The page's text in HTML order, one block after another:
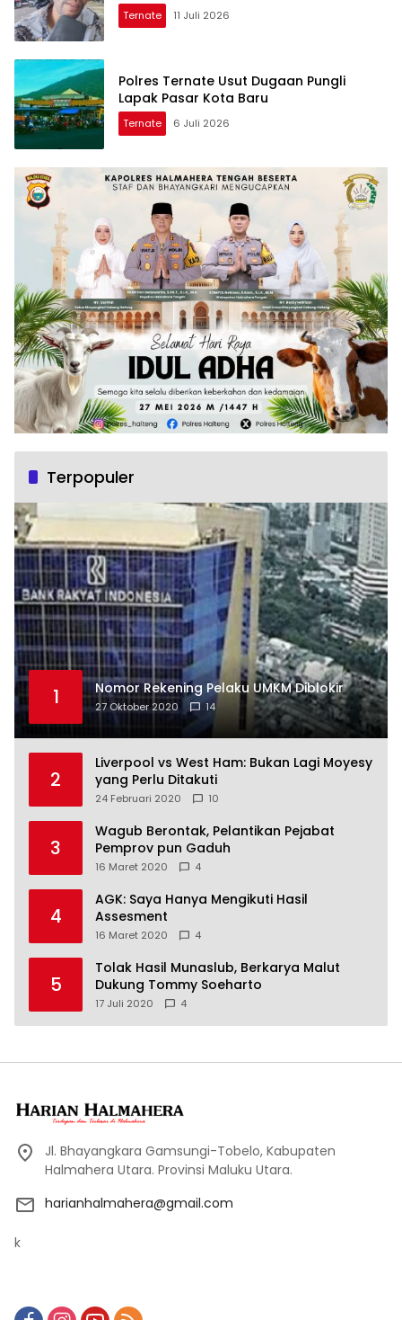
Ternate 11 Juli 2026
Polres Ternate Usut Dugaan Pungli
Lapak Pasar Kota Baru
Ternate 6 Juli 2026
Terpopuler
1 Nomor Rekening Pelaku UMKM Diblokir
27 Oktober 2020 14
2
Liverpool vs West Ham: Bukan Lagi Moyesy
yang Perlu Ditakuti
24 Februari 2020 10
3
Wagub Berontak, Pelantikan Pejabat
Pemprov pun Gaduh
16 Maret 2020 4
4
AGK: Saya Hanya Mengikuti Hasil
Assesment
16 Maret 2020 4
5
Tolak Hasil Munaslub, Berkarya Malut
Dukung Tommy Soeharto
17 Juli 2020 4
Jl. Bhayangkara Gamsungi-Tobelo, Kabupaten
Halmahera Utara. Provinsi Maluku Utara.
harianhalmahera@gmail.com
k